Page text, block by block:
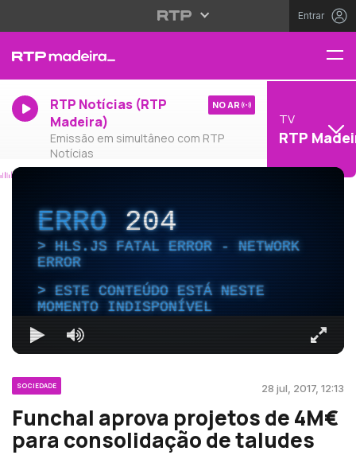
Entrar
RTP Notícias (RTP
Madeira)
Emissão em simultâneo com RTP
Notícias
NO AR
TV
RTP
ERRO204
HLS.JS FATAL ERROR - NETWORK
ERROR
ESTE CONTEÚDO ESTÁ NESTE
MOMENTO INDISPONÍVEL
SOCIEDADE 28 jul, 2017, 12:13
Funchal aprova projetos de 4M€
para consolidação de taludes